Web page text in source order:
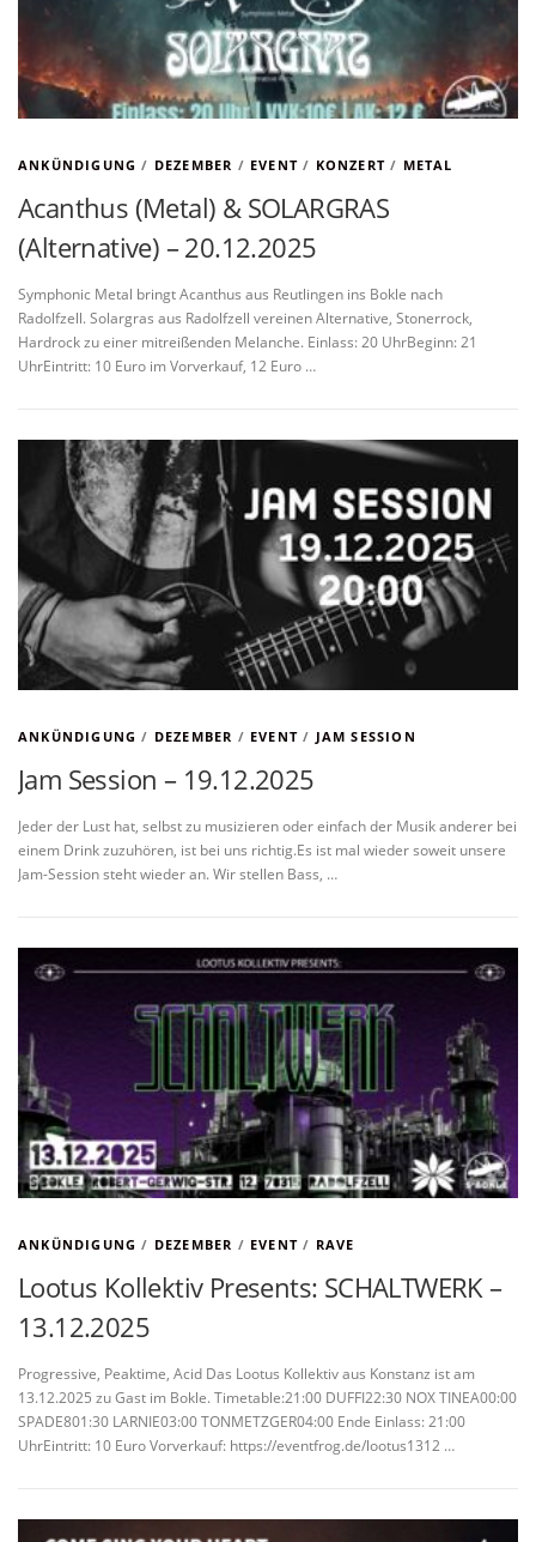
ANKÜNDIGUNG / DEZEMBER / EVENT / KONZERT / METAL
Acanthus (Metal) & SOLARGRAS
(Alternative) – 20.12.2025
Symphonic Metal bringt Acanthus aus Reutlingen ins Bokle nach
Radolfzell. Solargras aus Radolfzell vereinen Alternative, Stonerrock,
Hardrock zu einer mitreißenden Melanche. Einlass: 20 UhrBeginn: 21
UhrEintritt: 10 Euro im Vorverkauf, 12 Euro …
ANKÜNDIGUNG / DEZEMBER / EVENT / JAM SESSION
Jam Session – 19.12.2025
Jeder der Lust hat, selbst zu musizieren oder einfach der Musik anderer bei
einem Drink zuzuhören, ist bei uns richtig.Es ist mal wieder soweit unsere
Jam-Session steht wieder an. Wir stellen Bass, …
ANKÜNDIGUNG / DEZEMBER / EVENT / RAVE
Lootus Kollektiv Presents: SCHALTWERK –
13.12.2025
Progressive, Peaktime, Acid Das Lootus Kollektiv aus Konstanz ist am
13.12.2025 zu Gast im Bokle. Timetable:21:00 DUFFI22:30 NOX TINEA00:00
SPADE801:30 LARNIE03:00 TONMETZGER04:00 Ende Einlass: 21:00
UhrEintritt: 10 Euro Vorverkauf: https://eventfrog.de/lootus1312 …